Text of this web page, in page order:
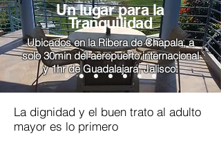
Un lugar para la
Tranquilidad
Ubicados en la Ribera de Chapala, a
solo 30min del aeropuerto internacional
y 1hr de Guadalajara, Jalisco.
La dignidad y el buen trato al adulto
mayor es lo primero